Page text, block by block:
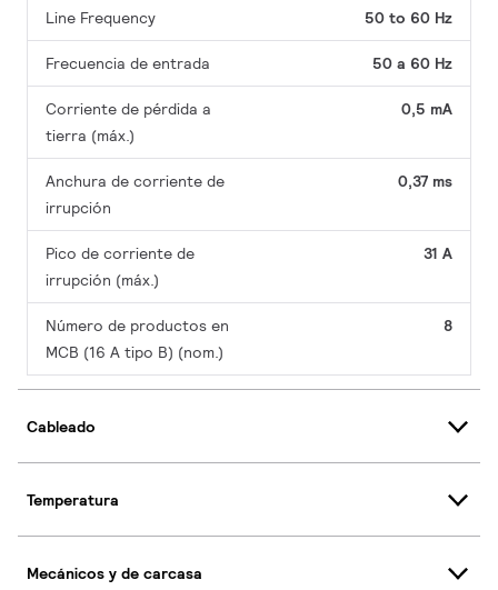
Line Frequency 50 to 60 Hz
Frecuencia de entrada 50 a 60 Hz
Corriente de pérdida a
tierra (máx.)
0,5 mA
Anchura de corriente de
irrupción
0,37 ms
Pico de corriente de
irrupción (máx.)
31 A
Número de productos en
MCB (16 A tipo B) (nom.)
8
Cableado
Temperatura
Mecánicos y de carcasa